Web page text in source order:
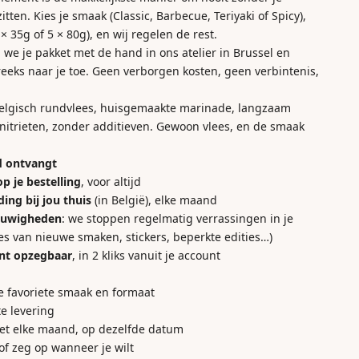
Kies je smaak (Classic, Barbecue, Teriyaki of Spicy),
35g of 5 × 80g), en wij regelen de rest.
we je pakket met de hand in ons atelier in Brussel en
naar je toe. Geen verborgen kosten, geen verbintenis,
rundvlees, huisgemaakte marinade, langzaam
zonder additieven. Gewoon vlees, en de smaak
ontvangt
je bestelling, voor altijd
bij jou thuis (in België), elke maand
: we stoppen regelmatig verrassingen in je
van nieuwe smaken, stickers, beperkte edities…)
opzegbaar, in 2 kliks vanuit je account
favoriete smaak en formaat
levering
elke maand, op dezelfde datum
zeg op wanneer je wilt